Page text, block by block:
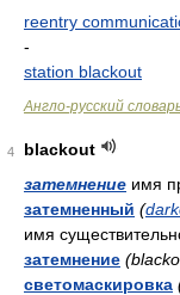
reentry
-
station blackout
Англо-русский
4
blackout
затемнение имя
затемненный (
имя
затемнение
светомаскировка